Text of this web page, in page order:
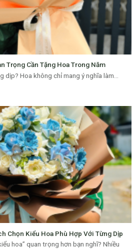
Trọng Cần Tặng Hoa Trong Năm
dịp? Hoa không chỉ mang ý nghĩa làm...
Chọn Kiểu Hoa Phù Hợp Với Từng Dịp
hoa” quan trọng hơn bạn nghĩ? Nhiều